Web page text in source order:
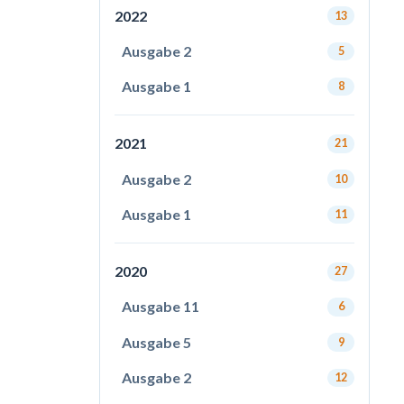
2022 13
Ausgabe 2 5
Ausgabe 1 8
2021 21
Ausgabe 2 10
Ausgabe 1 11
2020 27
Ausgabe 11 6
Ausgabe 5 9
Ausgabe 2 12